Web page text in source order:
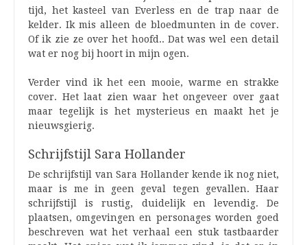
tijd, het kasteel van Everless en de trap naar de
kelder. Ik mis alleen de bloedmunten in de cover.
Of ik zie ze over het hoofd.. Dat was wel een detail
wat er nog bij hoort in mijn ogen.
Verder vind ik het een mooie, warme en strakke
cover. Het laat zien waar het ongeveer over gaat
maar tegelijk is het mysterieus en maakt het je
nieuwsgierig.
Schrijfstijl Sara Hollander
De schrijfstijl van Sara Hollander kende ik nog niet,
maar is me in geen geval tegen gevallen. Haar
schrijfstijl is rustig, duidelijk en levendig. De
plaatsen, omgevingen en personages worden goed
beschreven wat het verhaal een stuk tastbaarder